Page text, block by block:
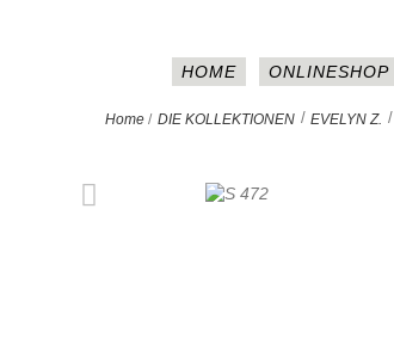
HOME ONLINESHOP
Home / DIE KOLLEKTIONEN > EVELYN Z. >